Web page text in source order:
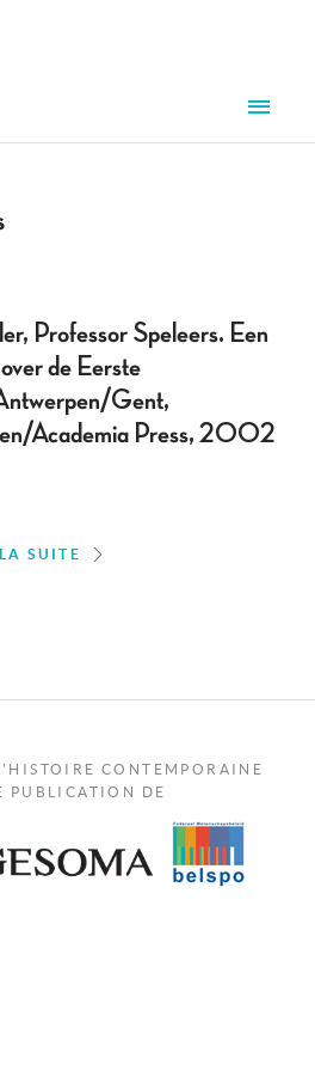
Professor Speleers. Een
de Eerste
Gent,
Academia Press, 2002
SUITE
CONTEMPORAINE
PUBLICATION DE